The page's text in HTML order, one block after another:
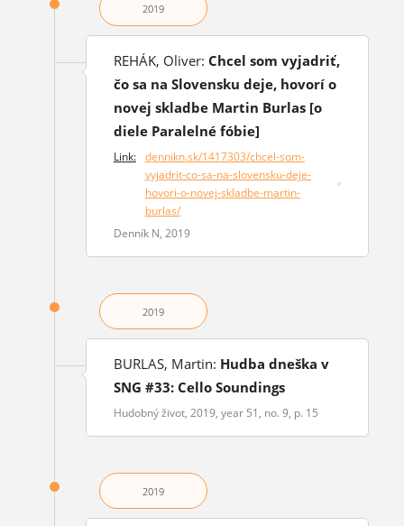
2019
REHÁK, Oliver: Chcel som vyjadriť,
čo sa na Slovensku deje, hovorí o
novej skladbe Martin Burlas [o
diele Paralelné fóbie]
Link: dennikn.sk/1417303/chcel-som-
vyjadrit-co-sa-na-slovensku-deje-
hovori-o-novej-skladbe-martin-
burlas/
(opens in a new window)
Denník N, 2019
2019
BURLAS, Martin: Hudba dneška v
SNG #33: Cello Soundings
Hudobný život, 2019, year 51, no. 9, p. 15
2019